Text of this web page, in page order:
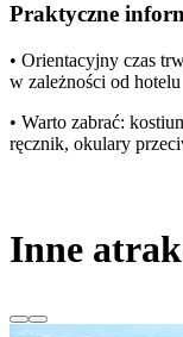
Praktyczne
• Orientacyjny czas
w zależności od hotelu
• Warto zabrać:
ręcznik, okulary
Inne